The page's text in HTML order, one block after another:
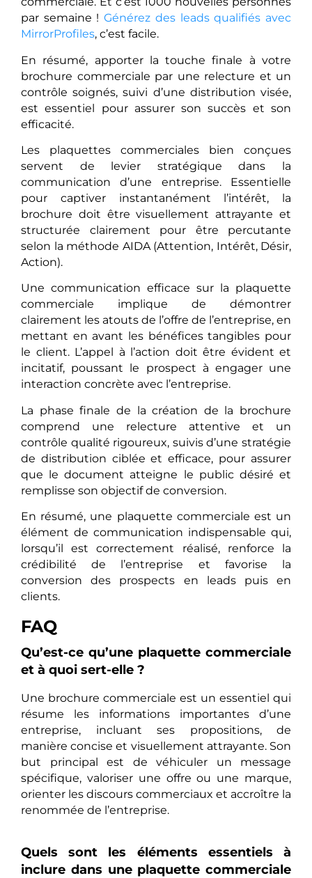
par semaine !Générez des leads qualifiés avec
MirrorProfiles, c’est facile.
En résumé, apporter la touche finale à votre
brochure commerciale par une relecture et un
contrôle soignés, suivi d’une distribution visée,
est essentiel pour assurer son succès et son
efficacité.
Les plaquettes commerciales bien conçues
servent de levier stratégique dans la
communication d’une entreprise. Essentielle
pour captiver instantanément l’intérêt, la
brochure doit être visuellement attrayante et
structurée clairement pour être percutante
selon la méthode AIDA (Attention, Intérêt, Désir,
Action).
Une communication efficace sur la plaquette
commerciale implique de démontrer
clairement les atouts de l’offre de l’entreprise, en
mettant en avant les bénéfices tangibles pour
le client. L’appel à l’action doit être évident et
incitatif, poussant le prospect à engager une
interaction concrète avec l’entreprise.
La phase finale de la création de la brochure
comprend une relecture attentive et un
contrôle qualité rigoureux, suivis d’une stratégie
de distribution ciblée et efficace, pour assurer
que le document atteigne le public désiré et
remplisse son objectif de conversion.
En résumé, une plaquette commerciale est un
élément de communication indispensable qui,
lorsqu’il est correctement réalisé, renforce la
crédibilité de l’entreprise et favorise la
conversion des prospects en leads puis en
clients.
FAQ
Qu’est-ce qu’une plaquette commerciale
et à quoi sert-elle ?
Une brochure commerciale est un essentiel qui
résume les informations importantes d’une
entreprise, incluant ses propositions, de
manière concise et visuellement attrayante. Son
but principal est de véhiculer un message
spécifique, valoriser une offre ou une marque,
orienter les discours commerciaux et accroître la
renommée de l’entreprise.
Quels sont les éléments essentiels à
inclure dans une plaquette commerciale